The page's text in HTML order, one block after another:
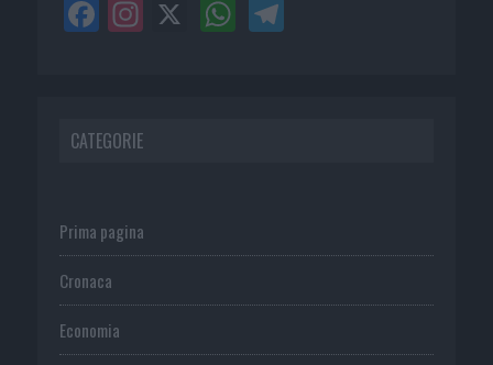
CATEGORIE
Prima pagina
Cronaca
Economia